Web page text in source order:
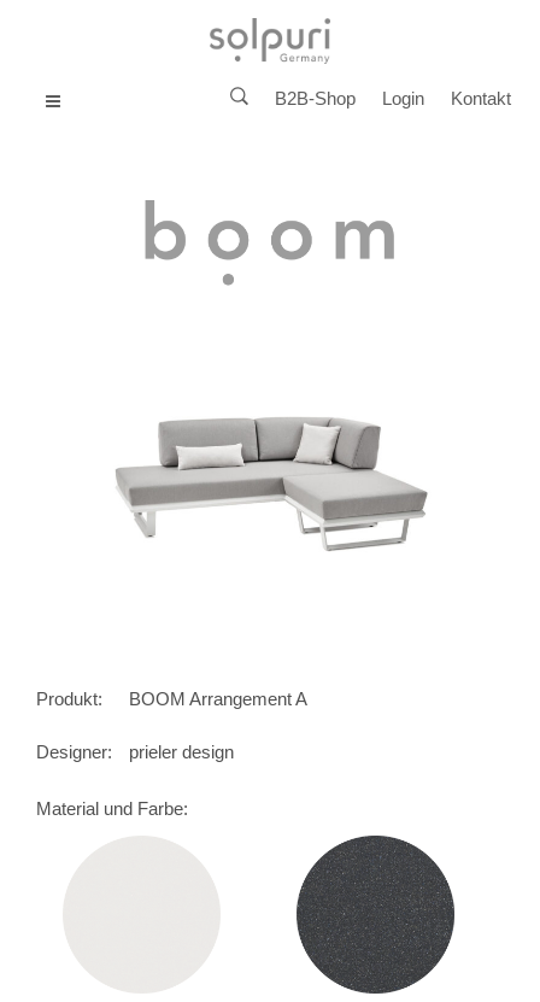
MENU B2B-Shop Login Kontakt
Produkt: BOOM Arrangement A
Designer: prieler design
Material und Farbe: